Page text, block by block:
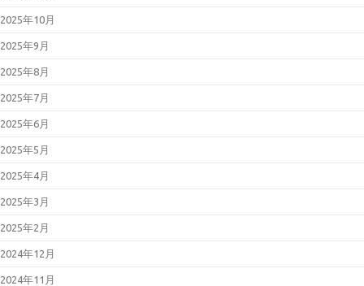
2025年10月
2025年9月
2025年8月
2025年7月
2025年6月
2025年5月
2025年4月
2025年3月
2025年2月
2024年12月
2024年11月